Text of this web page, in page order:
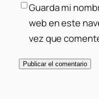
Guarda mi
web en este
vez que